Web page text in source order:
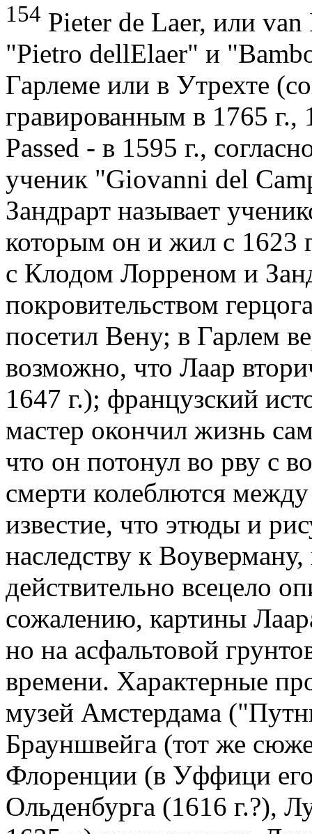
154 Pieter de Laer, или
"Pietro dellElaer" и
Гарлеме или в Утрехте
гравированным в 1765 г.,
Passed - в 1595 г.,
ученик "Giovanni del
Зандрарт называет
которым он и жил с 1623
с Клодом Лорреном и
покровительством
посетил Вену; в Гарлем
возможно, что Лаар
1647 г.); французский
мастер окончил жизнь
что он потонул во рву с
смерти колеблются
известие, что этюды и
наследству к Воуверману,
действительно всецело
сожалению, картины
но на асфальтовой
времени. Характерные
музей Амстердама
Брауншвейга (тот же
Флоренции (в Уффици
Ольденбурга (1616 г.?),